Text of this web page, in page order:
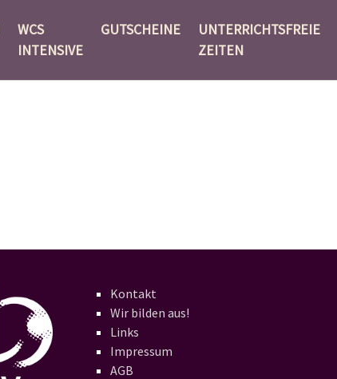
WCS
INTENSIVE
GUTSCHEINE
UNTERRICHTSFREIE
ZEITEN
Kontakt
Wir bilden aus!
Links
Impressum
AGB